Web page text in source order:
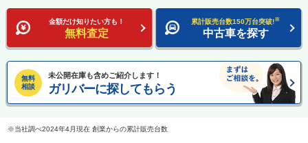
金額だけ知りたい方も！
無料査定
累計販売台数150万台突破!※
中古車を探す
無料
相談
未公開在庫も含めご紹介します！
ガリバーに探してもらう
当社調べ2024年4月現在 創業からの累計販売台数